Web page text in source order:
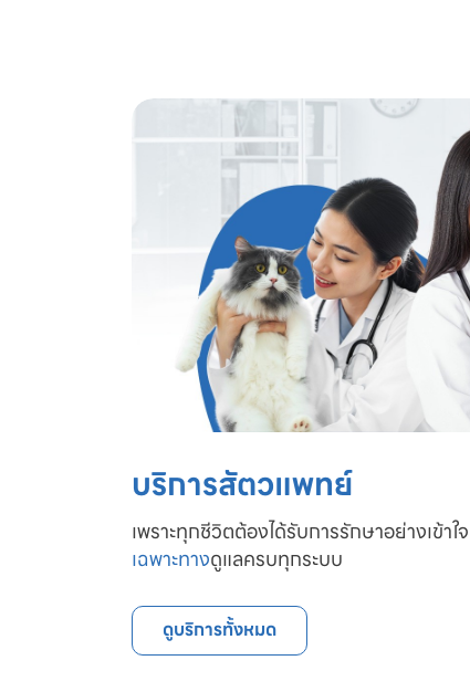
บริการสัตวแพทย์
เพราะทุกชีวิตต้องได้รับการรักษาอย่างเข้าใ
เฉพาะทางดูแลครบทุกระบบ
ดูบริการทั้งหมด